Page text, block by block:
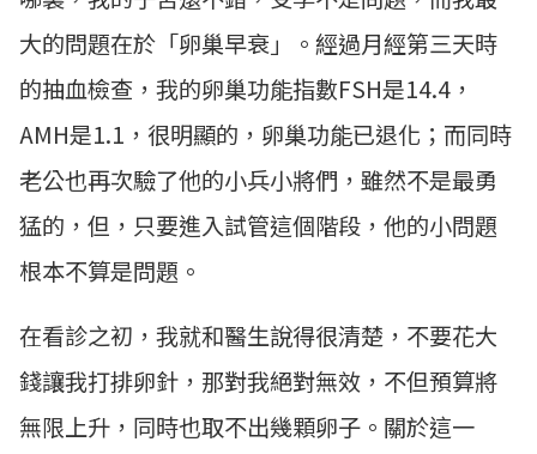
大的問題在於「卵巢早衰」。經過月經第三天時
的抽血檢查，我的卵巢功能指數FSH是14.4，
AMH是1.1，很明顯的，卵巢功能已退化；而同時
老公也再次驗了他的小兵小將們，雖然不是最勇
猛的，但，只要進入試管這個階段，他的小問題
根本不算是問題。
在看診之初，我就和醫生說得很清楚，不要花大
錢讓我打排卵針，那對我絕對無效，不但預算將
無限上升，同時也取不出幾顆卵子。關於這一